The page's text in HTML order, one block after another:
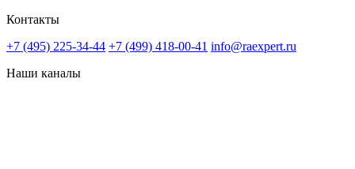
Контакты
+7 (495) 225-34-44 +7 (499) 418-00-41 info@raexpert.ru
Наши каналы